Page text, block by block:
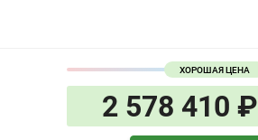
ХОРОШАЯ ЦЕНА
2 578 410 ₽